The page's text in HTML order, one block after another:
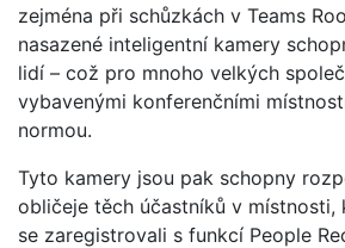
zejména při schůzkách v Teams
nasazené inteligentní kamery
lidí – což pro mnoho velkých
vybavenými konferenčními
normou.
Tyto kamery jsou pak schopny
obličeje těch účastníků v místnosti,
se zaregistrovali s funkcí People